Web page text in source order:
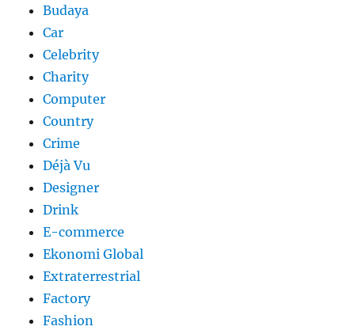
Budaya
Car
Celebrity
Charity
Computer
Country
Crime
Déjà Vu
Designer
Drink
E-commerce
Ekonomi Global
Extraterrestrial
Factory
Fashion